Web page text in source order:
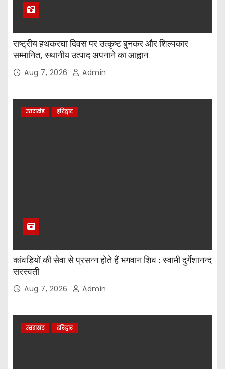
राष्ट्रीय हथकरघा दिवस पर उत्कृष्ट बुनकर और शिल्पकार
सम्मानित, स्थानीय उत्पाद अपनाने का आह्वान
Aug 7, 2026 Admin
उत्तराखंड हरिद्वार
कांवड़ियों की सेवा से प्रसन्न होते हैं भगवान शिव : स्वामी दुर्गेशानन्द
सरस्वती
Aug 7, 2026 Admin
उत्तराखंड हरिद्वार